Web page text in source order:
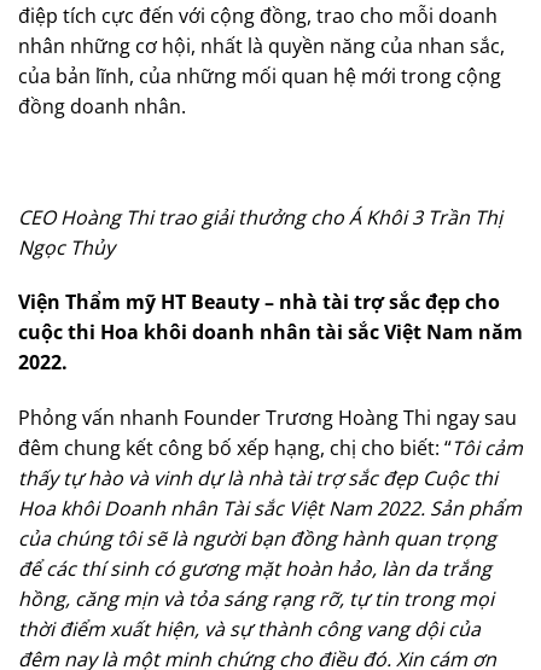
điệp tích cực đến với cộng đồng, trao cho mỗi doanh
nhân những cơ hội, nhất là quyền năng của nhan sắc,
của bản lĩnh, của những mối quan hệ mới trong cộng
đồng doanh nhân.
CEO Hoàng Thi trao giải thưởng cho Á Khôi 3 Trần Thị
Ngọc Thủy
Viện Thẩm mỹ HT Beauty – nhà tài trợ sắc đẹp cho
cuộc thi Hoa khôi doanh nhân tài sắc Việt Nam năm
2022.
Phỏng vấn nhanh Founder Trương Hoàng Thi ngay sau
đêm chung kết công bố xếp hạng, chị cho biết: “Tôi cảm
thấy tự hào và vinh dự là nhà tài trợ sắc đẹp Cuộc thi
Hoa khôiDoanh nhân Tài sắc Việt Nam 2022. Sản phẩm
của chúng tôi sẽ là người bạn đồng hành quan trọng
để các thí sinh có gươngmặthoàn hảo, làn da trắng
hồng, căng mịn và tỏa sáng rạng rỡ, tự tin trong mọi
thời điểm xuất hiện, và sự thành công vang dội của
đêm nay là một minh chứng cho điều đó. Xin cám ơn